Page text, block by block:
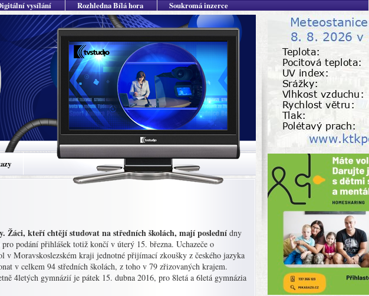
vysílání Rozhledna Bílá hora Soukromá inzerce
kteří chtějí studovat na středních školách, mají poslední dny
podání přihlášek totiž končí v úterý 15. března. Uchazeče o
v Moravskoslezském kraji jednotné přijímací zkoušky z českého jazyka
v celkem 94 středních školách, z toho v 79 zřizovaných krajem.
4letých gymnázií je pátek 15. dubna 2016, pro 8letá a 6letá gymnázia